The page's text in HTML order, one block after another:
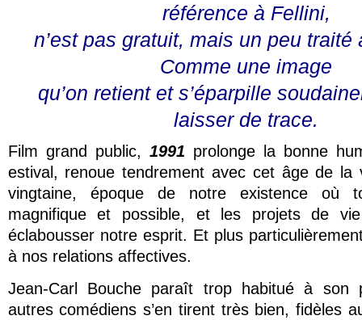
référence à Fellini,
n’est pas gratuit, mais un peu traité
Comme une image
qu’on retient et s’éparpille
laisser de trace.
Film grand public, 1991 prolonge la bonne
estival, renoue tendrement avec cet âge de la
vingtaine, époque de notre existence où
magnifique et possible, et les projets de
éclabousser notre esprit. Et plus
à nos relations affectives.
Jean-Carl Bouche paraît trop habitué à son
autres comédiens s’en tirent très bien, fidèles